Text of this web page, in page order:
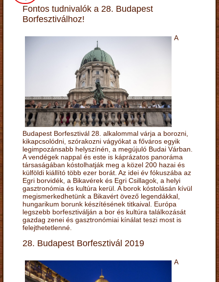
Fontos tudnivalók a 28. Budapest
Borfesztiválhoz!
A
Budapest Borfesztivál 28. alkalommal várja a borozni,
kikapcsolódni, szórakozni vágyókat a főváros egyik
legimpozánsabb helyszínén, a megújuló Budai Várban.
A vendégek nappal és este is káprázatos panoráma
társaságában kóstolhatják meg a közel 200 hazai és
külföldi kiállító több ezer borát. Az idei év fókuszába az
Egri borvidék, a Bikavérek és Egri Csillagok, a helyi
gasztronómia és kultúra kerül. A borok kóstolásán kívül
megismerkedhetünk a Bikavért övező legendákkal,
hungarikum borunk készítésének titkaival. Európa
legszebb borfesztiválján a bor és kultúra találkozását
gazdag zenei és gasztronómiai kínálat teszi most is
felejthetetlenné.
28. Budapest Borfesztivál 2019
A